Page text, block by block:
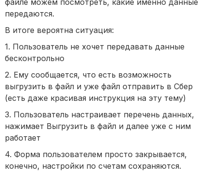
файле можем посмотреть, какие именно данные
передаются.
В итоге вероятна ситуация:
1. Пользователь не хочет передавать данные
бесконтрольно
2. Ему сообщается, что есть возможность
выгрузить в файл и уже файл отправить в Сбер
(есть даже красивая инструкция на эту тему)
3. Пользователь настраивает перечень данных,
нажимает Выгрузить в файл и далее уже с ним
работает
4. Форма пользователем просто закрывается,
конечно, настройки по счетам сохраняются.